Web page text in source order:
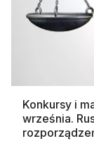
Konkursy i
września.